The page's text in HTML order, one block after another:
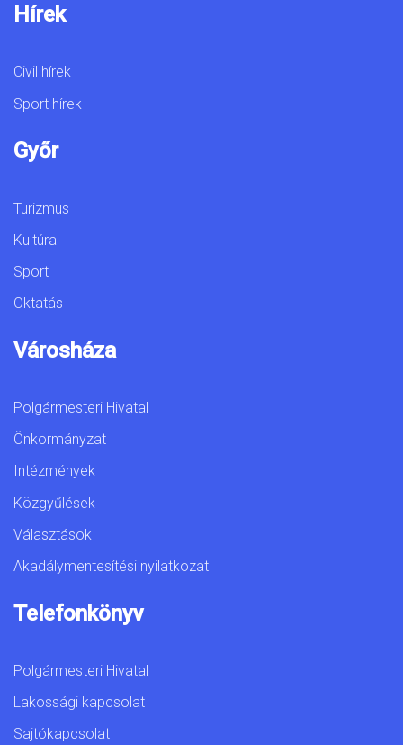
Hírek
Civil hírek
Sport hírek
Győr
Turizmus
Kultúra
Sport
Oktatás
Városháza
Polgármesteri Hivatal
Önkormányzat
Intézmények
Közgyűlések
Választások
Akadálymentesítési nyilatkozat
Telefonkönyv
Polgármesteri Hivatal
Lakossági kapcsolat
Sajtókapcsolat